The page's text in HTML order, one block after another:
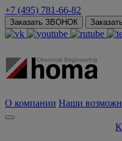
+7 (495) 781-66-82
Заказать ЗВОНОК
О компании Наши